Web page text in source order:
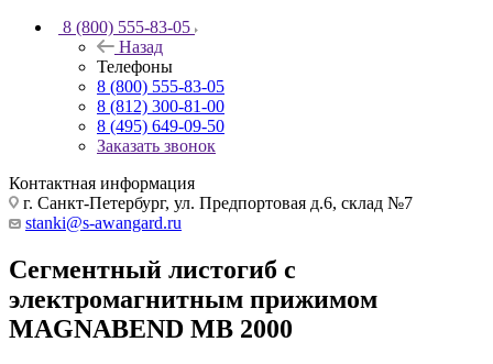
8 (800) 555-83-05
Назад
Телефоны
8 (800) 555-83-05
8 (812) 300-81-00
8 (495) 649-09-50
Заказать звонок
Контактная информация
г. Санкт-Петербург, ул. Предпортовая д.6, склад №7
stanki@s-awangard.ru
Сегментный листогиб с
электромагнитным прижимом
MAGNABEND MB 2000